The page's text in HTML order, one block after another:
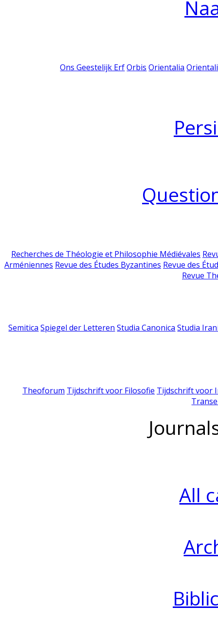
Ons Geestelijk Erf Orbis Orientalia
Recherches de Théologie et Philosophie Médiévales
Arméniennes Revue des Études Byzantines Revue des
Revue
Semitica Spiegel der Letteren Studia Canonica Studia
Theoforum Tijdschrift voor Filosofie Tijdschrift voor
All